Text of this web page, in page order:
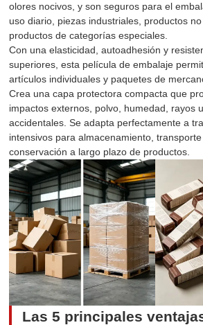
olores nocivos, y son seguros para el
uso diario, piezas industriales, productos
productos de categorías especiales.
Con una elasticidad, autoadhesión y
superiores, esta película de embalaje
artículos individuales y paquetes de
Crea una capa protectora compacta que
impactos externos, polvo, humedad, rayos
accidentales. Se adapta perfectamente a
intensivos para almacenamiento,
conservación a largo plazo de productos.
Las 5 principales